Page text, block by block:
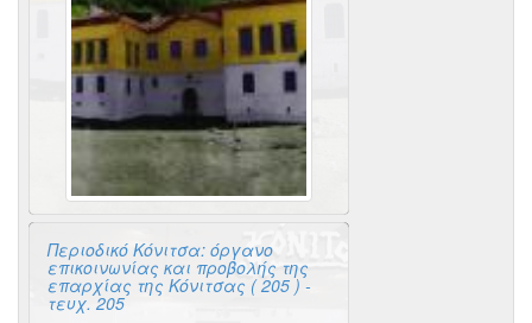
Περιοδικό Κόνιτσα: όργανο
επικοινωνίας και προβολής της
επαρχίας της Κόνιτσας ( 205 ) -
τευχ. 205